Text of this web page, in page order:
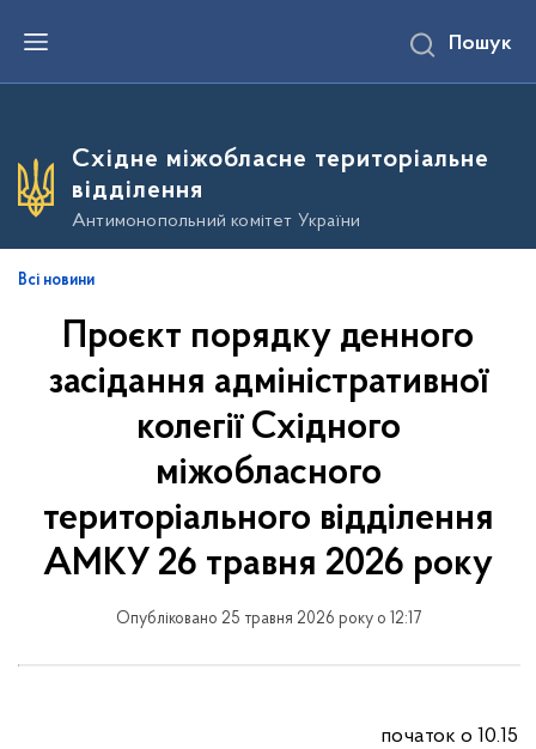
е
о
о
в
Пошук
Східне міжобласне територіальне
відділення
Антимонопольний комітет України
Всі новини
Проєкт порядку денного
засідання адміністративної
колегії Східного
міжобласного
територіального відділення
АМКУ 26 травня 2026 року
Опубліковано 25 травня 2026 року о 12:17
початок о 10.15